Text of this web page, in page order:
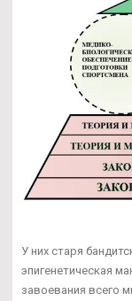
У них старя
эпигенетическая
завоевания всего